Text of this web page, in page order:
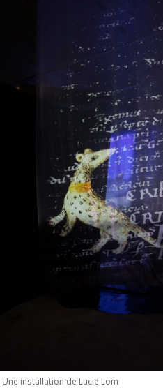
Une installation de Lucie Lom